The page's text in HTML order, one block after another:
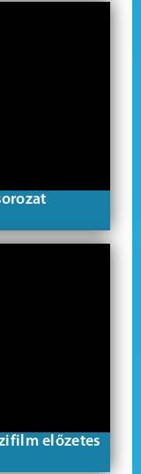
előzetes